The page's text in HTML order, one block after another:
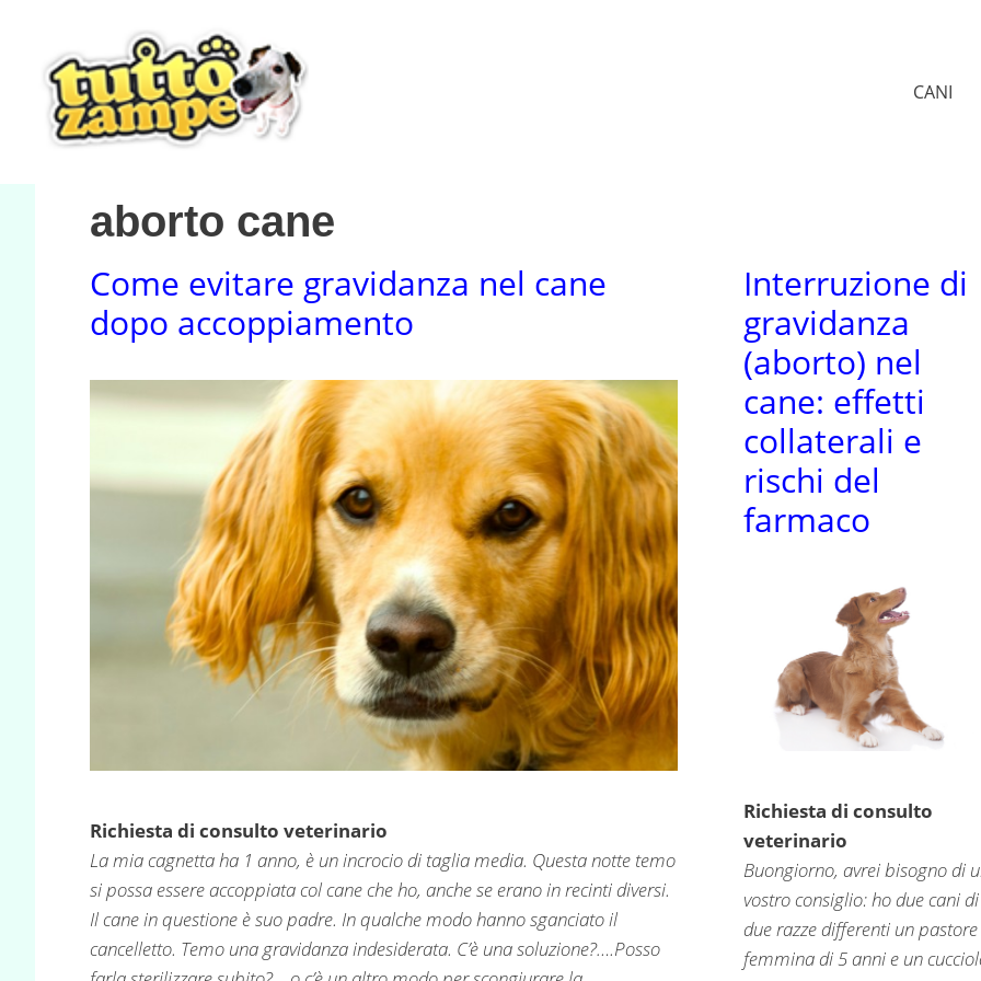
contenuto
CANI
aborto cane
Come evitare gravidanza nel cane
dopo accoppiamento
Richiesta di consulto veterinario
La mia cagnetta ha 1 anno, è un incrocio di taglia media. Questa notte temo
si possa essere accoppiata col cane che ho, anche se erano in recinti diversi.
Il cane in questione è suo padre. In qualche modo hanno sganciato il
cancelletto. Temo una gravidanza indesiderata. C’è una soluzione?….Posso
Interruzione di
gravidanza
(aborto) nel
cane: effetti
collaterali e
rischi del
farmaco
Richiesta di consulto
veterinario
Buongiorno, avrei bisogno di
vostro consiglio: ho due cani di
due razze differenti un pastore
femmina di 5 anni e un